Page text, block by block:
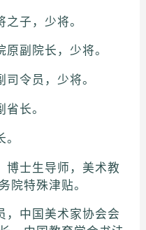
子，少将。
副院长，少将。
令员，少将。
长。
博士生导师，美术教
院特殊津贴。
，中国美术家协会会